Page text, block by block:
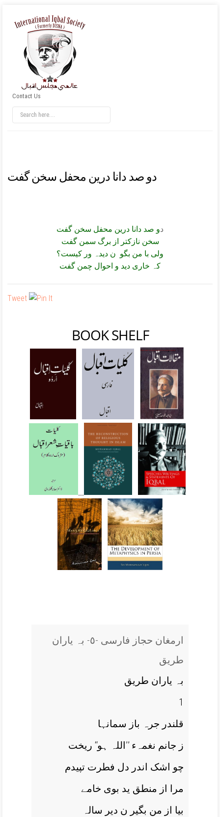
Contact Us
دو صد دانا درین محفل سخن گفت
دو صد دانا درین محفل سخن گفت
سخن نازکتر از برگ سمن گفت
ولی با من بگو ن دیدہ ور کیست؟
کہ خاری دید و احوال چمن گفت
Tweet
BOOK SHELF
ارمغان حجاز فارسی -٥- بہ یاران
طریق
بہ یاران طریق
1
قلندر جرہ باز سمانہا
ز جانم نغمہء ’’اللہ ہو‘‘ ریخت
چو اشک اندر دل فطرت تپیدم
مرا از منطق ید بوی خامے
بیا از من بگیر ن دیر سالہ